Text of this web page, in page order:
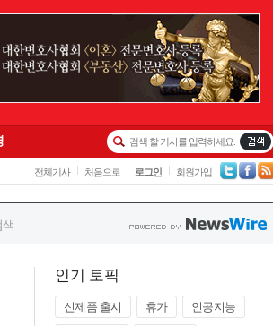
인기 토픽
신제품 출시 휴가
인공지능